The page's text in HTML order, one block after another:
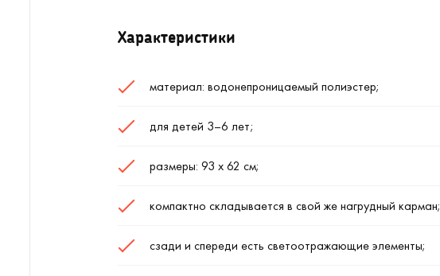
Характеристики
материал: водонепроницаемый полиэстер;
для детей 3–6 лет;
размеры: 93 х 62 см;
компактно складывается в свой же нагрудный карман;
сзади и спереди есть светоотражающие элементы;